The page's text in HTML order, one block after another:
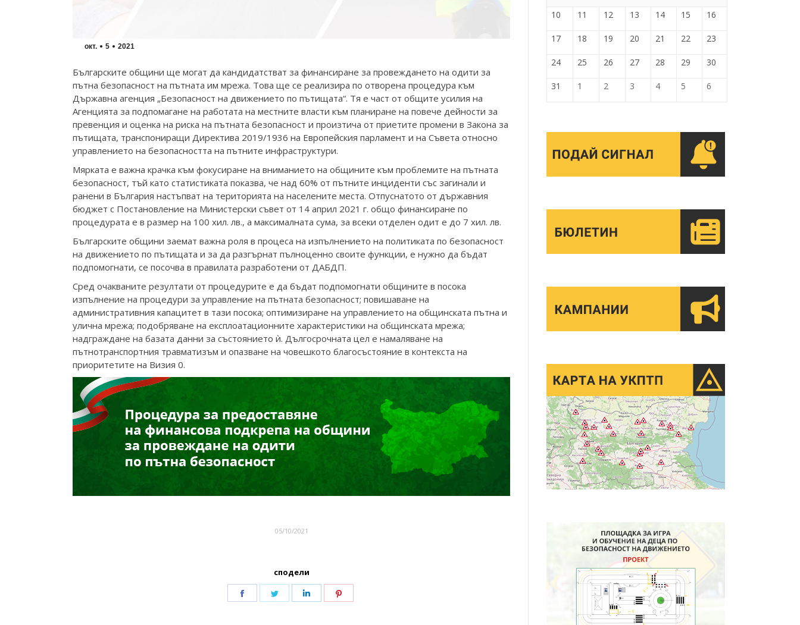
окт. 5 2021
Българските общини ще могат да кандидатстват за финансиране за провеждането на одити за
пътна безопасност на пътната им мрежа. Това ще се реализира по отворена процедура към
Държавна агенция „Безопасност на движението по пътищата“. Тя е част от общите усилия на
Агенцията за подпомагане на работата на местните власти към планиране на повече дейности за
превенция и оценка на риска на пътната безопасност и произтича от приетите промени в Закона за
пътищата, транспониращи Директива 2019/1936 на Европейския парламент и на Съвета относно
управлението на безопасността на пътните инфраструктури.
Мярката е важна крачка към фокусиране на вниманието на общините към проблемите на пътната
безопасност, тъй като статистиката показва, че над 60% от пътните инциденти със загинали и
ранени в България настъпват на територията на населените места. Отпуснатото от държавния
бюджет с Постановление на Министерски съвет от 14 април 2021 г. общо финансиране по
процедурата е в размер на 100 хил. лв., а максималната сума, за всеки отделен одит е до 7 хил. лв.
Българските общини заемат важна роля в процеса на изпълнението на политиката по безопасност
на движението по пътищата и за да разгърнат пълноценно своите функции, е нужно да бъдат
подпомогнати, се посочва в правилата разработени от ДАБДП.
Сред очакваните резултати от процедурите е да бъдат подпомогнати общините в посока
изпълнение на процедури за управление на пътната безопасност; повишаване на
административния капацитет в тази посока; оптимизиране на управлението на общинската пътна и
улична мрежа; подобряване на експлоатационните характеристики на общинската мрежа;
надграждане на базата данни за състоянието ѝ. Дългосрочната цел е намаляване на
пътнотранспортния травматизъм и опазване на човешкото благосъстояние в контекста на
приоритетите на Визия 0.
05/10/2021
сподели
10 11 12 13 14 15 16
17 18 19 20 21 22 23
24 25 26 27 28 29 30
31 1 2 3 4 5 6